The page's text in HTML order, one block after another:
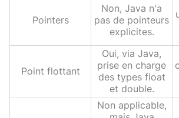
Pointers
Non, Java n'a
pas de pointeurs
explicites.
Point flottant
Oui, via Java,
prise en charge
des types float
et double.
Non applicable,